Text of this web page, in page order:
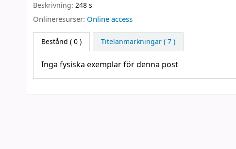
Beskrivning: 248 s
Onlineresurser: Online access
Bestånd ( 0 ) Titelanmärkningar ( 7 )
Inga fysiska exemplar för denna post